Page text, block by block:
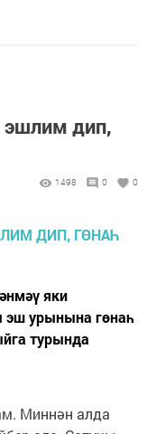
дип,
1498 0 0
яки
эш урынына гөнаһ
турында
Миннән алда